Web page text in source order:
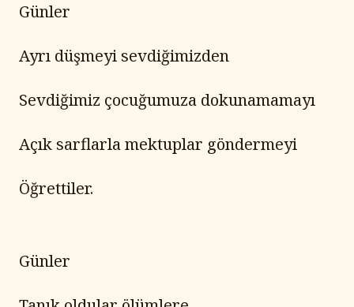
Günler
Ayrı düşmeyi sevdiğimizden
Sevdiğimiz çocuğumuza dokunamamayı
Açık sarflarla mektuplar göndermeyi
Öğrettiler.
Günler